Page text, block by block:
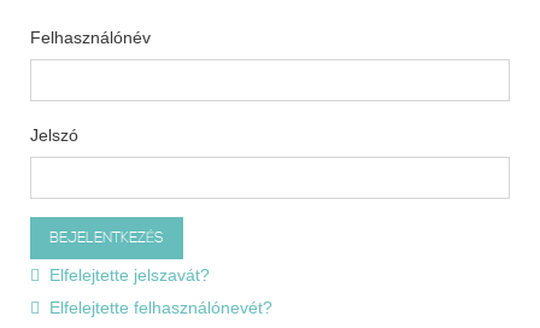
Felhasználónév
Jelszó
Elfelejtette jelszavát?
Elfelejtette felhasználónevét?